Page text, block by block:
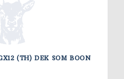
(TH) DEK SOM BOON